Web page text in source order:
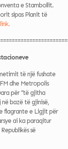
e Stambollit.
sipas Planit të
link.
të një fushate
dhe Metropolis
për “të gjitha
bazë të gjinisë,
flagrante e Ligjit për
ai ka paraqitur
së